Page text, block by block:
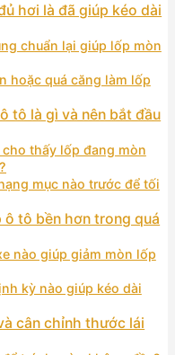
hơi là đã giúp kéo dài
chuẩn lại giúp lốp mòn
hoặc quá căng làm lốp
tô là gì và nên bắt đầu
thấy lốp đang mòn
mục nào trước để tối
tô bền hơn trong quá
nào giúp giảm mòn lốp
kỳ nào giúp kéo dài
cân chỉnh thước lái